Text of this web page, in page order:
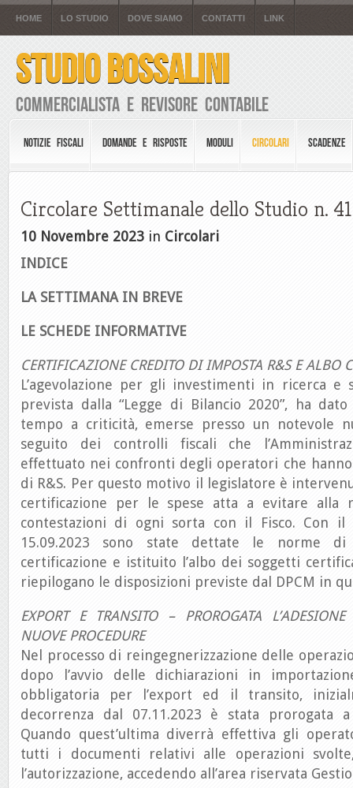
HOME LO STUDIO DOVE SIAMO CONTATTI LINK
STUDIO BOSSALINI
Commercialista e Revisore Contabile
NOTIZIE FISCALI DOMANDE E RISPOSTE MODULI CIRCOLARI SCADENZE
Circolare Settimanale dello Studio n.
10 Novembre 2023 in Circolari
INDICE
LA SETTIMANA IN BREVE
LE SCHEDE INFORMATIVE
CERTIFICAZIONE CREDITO DI IMPOSTA R&S E ALBO
L’agevolazione per gli investimenti in ricerca e
prevista dalla “Legge di Bilancio 2020”, ha
tempo a criticità, emerse presso un notevole
seguito dei controlli fiscali che
effettuato nei confronti degli operatori che
di R&S. Per questo motivo il legislatore è
certificazione per le spese atta a evitare alla
contestazioni di ogni sorta con il Fisco. Con il
15.09.2023 sono state dettate le norme
certificazione e istituito l’albo dei soggetti
riepilogano le disposizioni previste dal DPCM in
EXPORT E TRANSITO – PROROGATA
NUOVE PROCEDURE
Nel processo di reingegnerizzazione delle
dopo l’avvio delle dichiarazioni in
obbligatoria per l’export ed il transito,
decorrenza dal 07.11.2023 è stata prorogata
Quando quest’ultima diverrà effettiva gli
tutti i documenti relativi alle operazioni
l’autorizzazione, accedendo all’area riservata